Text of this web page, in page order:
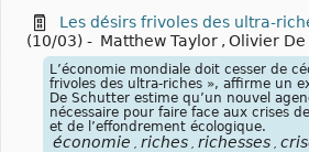
Les désirs frivoles des ultra-
(10/03) - Matthew Taylor , Olivier
L’économie mondiale doit cesser de
frivoles des ultra-riches », affirme un
De Schutter estime qu’un nouvel
nécessaire pour faire face aux crises
et de l’effondrement écologique.
économie riches richesses